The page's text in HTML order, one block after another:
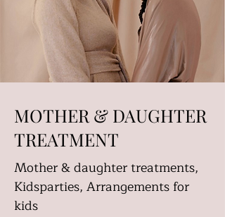
MOTHER & DAUGHTER
TREATMENT
Mother & daughter treatments,
Kidsparties, Arrangements for
kids